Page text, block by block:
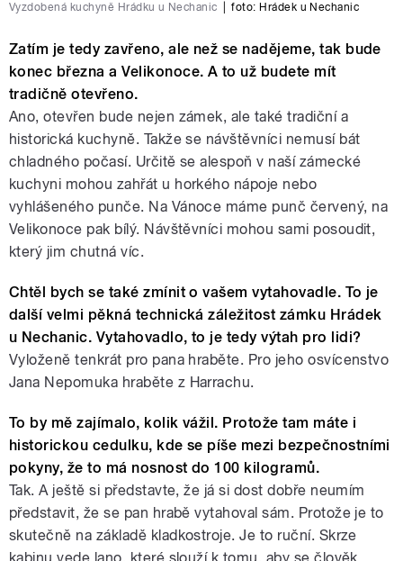
Vyzdobená kuchyně Hrádku u Nechanic foto: Hrádek u Nechanic
Zatím je tedy zavřeno, ale než se nadějeme, tak bude
konec března a Velikonoce. A to už budete mít
tradičně otevřeno.
Ano, otevřen bude nejen zámek, ale také tradiční a
historická kuchyně. Takže se návštěvníci nemusí bát
chladného počasí. Určitě se alespoň v naší zámecké
kuchyni mohou zahřát u horkého nápoje nebo
vyhlášeného punče. Na Vánoce máme punč červený, na
Velikonoce pak bílý. Návštěvníci mohou sami posoudit,
který jim chutná víc.
Chtěl bych se také zmínit o vašem vytahovadle. To je
další velmi pěkná technická záležitost zámku Hrádek
u Nechanic. Vytahovadlo, to je tedy výtah pro lidi?
Vyloženě tenkrát pro pana hraběte. Pro jeho osvícenstvo
Jana Nepomuka hraběte z Harrachu.
To by mě zajímalo, kolik vážil. Protože tam máte i
historickou cedulku, kde se píše mezi bezpečnostními
pokyny, že to má nosnost do 100 kilogramů.
Tak. A ještě si představte, že já si dost dobře neumím
představit, že se pan hrabě vytahoval sám. Protože je to
skutečně na základě kladkostroje. Je to ruční. Skrze